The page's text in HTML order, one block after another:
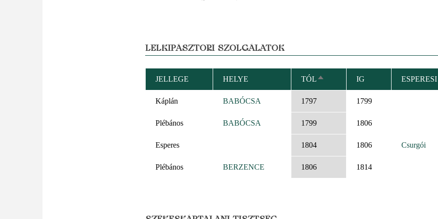
LELKIPÁSZTORI SZOLGÁLATOK
JELLEGE HELYE TÓLCSÖKKENŐ
RENDEZÉS
IG
Káplán BABÓCSA 1797 1799
Plébános BABÓCSA 1799 1806
Esperes 1804 1806 Csurgói
Plébános BERZENCE 1806 1814